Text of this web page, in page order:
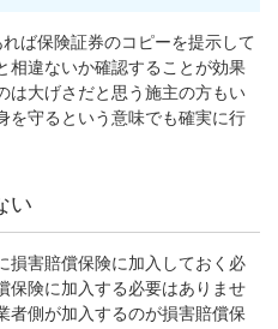
ば保険証券のコピーを提示して
相違ないか確認することが効果
は大げさだと思う施主の方もい
を守るという意味でも確実に行
い
損害賠償保険に加入しておく必
保険に加入する必要はありませ
者側が加入するのが損害賠償保